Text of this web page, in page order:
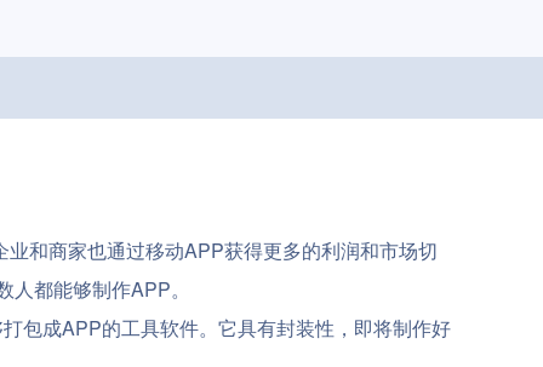
和商家也通过移动APP获得更多的利润和市场切
都能够制作APP。
包成APP的工具软件。它具有封装性，即将制作好